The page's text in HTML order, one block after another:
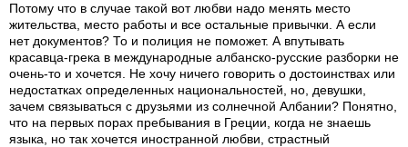
Потому что в случае такой вот любви надо менять место
жительства, место работы и все остальные привычки. А если
нет документов? То и полиция не поможет. А впутывать
красавца-грека в международные албанско-русские разборки не
очень-то и хочется. Не хочу ничего говорить о достоинствах или
недостатках определенных национальностей, но, девушки,
зачем связываться с друзьями из солнечной Албании? Понятно,
что на первых порах пребывания в Греции, когда не знаешь
языка, но так хочется иностранной любви, страстный